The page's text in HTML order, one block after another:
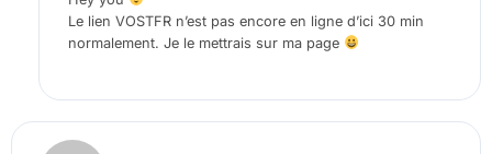
Le lien VOSTFR n’est pas encore en ligne d’ici 30 min
normalement. Je le mettrais sur ma page